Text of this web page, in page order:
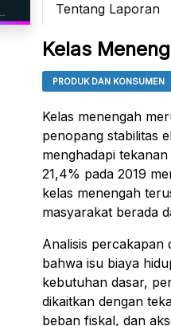
Tentang Laporan
Kelas
PRODUK DAN KONSUMEN
Kelas menengah
penopang stabilitas
menghadapi
21,4% pada 2019
kelas menengah
masyarakat berada
Analisis percakapan
bahwa isu biaya
kebutuhan dasar,
dikaitkan dengan
beban fiskal, dan